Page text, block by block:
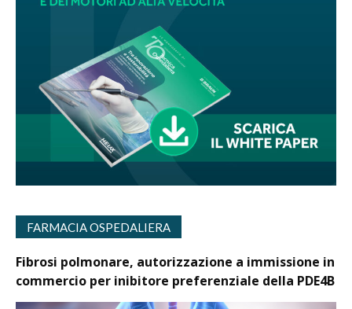
FARMACIA OSPEDALIERA
Fibrosi polmonare, autorizzazione a immissione in
commercio per inibitore preferenziale della PDE4B